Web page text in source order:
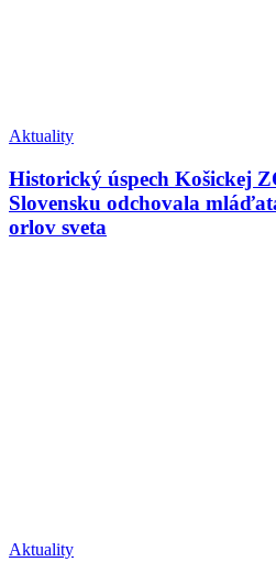
Aktuality
Historický úspech Košickej
Slovensku odchovala
orlov sveta
Aktuality